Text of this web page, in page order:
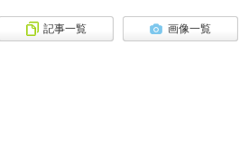
記事一覧 画像一覧